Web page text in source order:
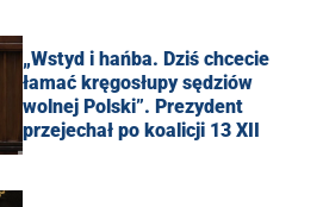
„Wstyd i hańba. Dziś chcecie
łamać kręgosłupy sędziów
wolnej Polski”. Prezydent
przejechał po koalicji 13 XII